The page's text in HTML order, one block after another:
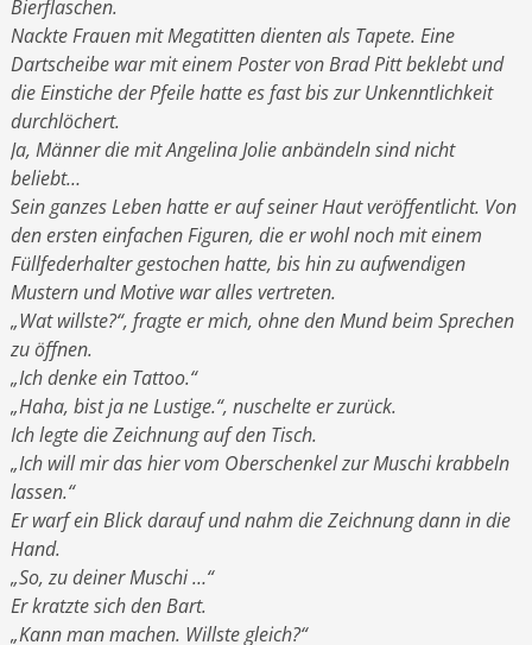
Bierflaschen.
Nackte Frauen mit Megatitten dienten als Tapete. Eine
Dartscheibe war mit einem Poster von Brad Pitt beklebt und
die Einstiche der Pfeile hatte es fast bis zur Unkenntlichkeit
durchlöchert.
Ja, Männer die mit Angelina Jolie anbändeln sind nicht
beliebt…
Sein ganzes Leben hatte er auf seiner Haut veröffentlicht. Von
den ersten einfachen Figuren, die er wohl noch mit einem
Füllfederhalter gestochen hatte, bis hin zu aufwendigen
Mustern und Motive war alles vertreten.
„Wat willste?“, fragte er mich, ohne den Mund beim Sprechen
zu öffnen.
„Ich denke ein Tattoo.“
„Haha, bist ja ne Lustige.“, nuschelte er zurück.
Ich legte die Zeichnung auf den Tisch.
„Ich will mir das hier vom Oberschenkel zur Muschi krabbeln
lassen.“
Er warf ein Blick darauf und nahm die Zeichnung dann in die
Hand.
„So, zu deiner Muschi …“
Er kratzte sich den Bart.
„Kann man machen. Willste gleich?“